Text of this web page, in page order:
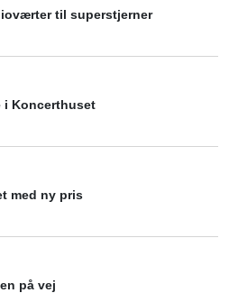
til superstjerner
i Koncerthuset
med ny pris
på vej